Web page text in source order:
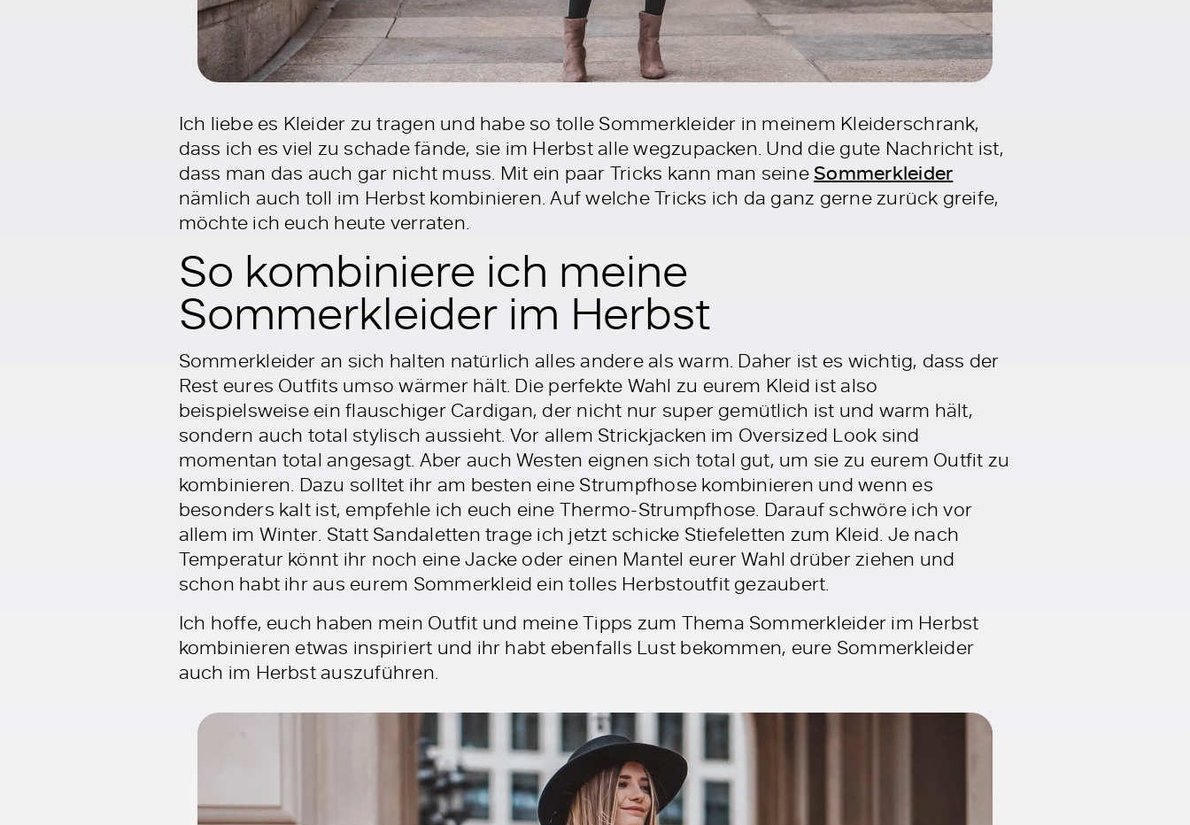
Ich liebe es Kleider zu tragen und habe so tolle Sommerkleider in meinem Kleiderschrank,
dass ich es viel zu schade fände, sie im Herbst alle wegzupacken. Und die gute Nachricht ist,
dass man das auch gar nicht muss. Mit ein paar Tricks kann man seine Sommerkleider
nämlich auch toll im Herbst kombinieren. Auf welche Tricks ich da ganz gerne zurück greife,
möchte ich euch heute verraten.
So kombiniere ich meine
Sommerkleider im Herbst
Sommerkleider an sich halten natürlich alles andere als warm. Daher ist es wichtig, dass der
Rest eures Outfits umso wärmer hält. Die perfekte Wahl zu eurem Kleid ist also
beispielsweise ein flauschiger Cardigan, der nicht nur super gemütlich ist und warm hält,
sondern auch total stylisch aussieht. Vor allem Strickjacken im Oversized Look sind
momentan total angesagt. Aber auch Westen eignen sich total gut, um sie zu eurem Outfit zu
kombinieren. Dazu solltet ihr am besten eine Strumpfhose kombinieren und wenn es
besonders kalt ist, empfehle ich euch eine Thermo-Strumpfhose. Darauf schwöre ich vor
allem im Winter. Statt Sandaletten trage ich jetzt schicke Stiefeletten zum Kleid. Je nach
Temperatur könnt ihr noch eine Jacke oder einen Mantel eurer Wahl drüber ziehen und
schon habt ihr aus eurem Sommerkleid ein tolles Herbstoutfit gezaubert.
Ich hoffe, euch haben mein Outfit und meine Tipps zum Thema Sommerkleider im Herbst
kombinieren etwas inspiriert und ihr habt ebenfalls Lust bekommen, eure Sommerkleider
auch im Herbst auszuführen.